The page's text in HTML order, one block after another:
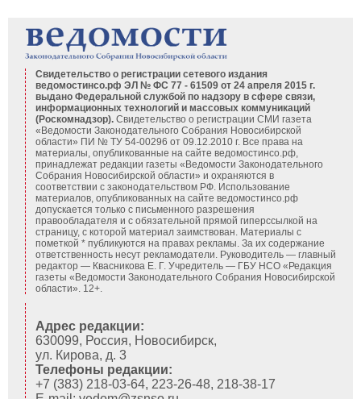
Свидетельство о регистрации сетевого издания
ведомостинсо.рф ЭЛ № ФС 77 - 61509 от 24 апреля 2015 г.
выдано Федеральной службой по надзору в сфере связи,
информационных технологий и массовых коммуникаций
(Роскомнадзор). Свидетельство о регистрации СМИ газета
«Ведомости Законодательного Собрания Новосибирской
области» ПИ № ТУ 54-00296 от 09.12.2010 г. Все права на
материалы, опубликованные на сайте ведомостинсо.рф,
принадлежат редакции газеты «Ведомости Законодательного
Собрания Новосибирской области» и охраняются в
соответствии с законодательством РФ. Использование
материалов, опубликованных на сайте ведомостинсо.рф
допускается только с письменного разрешения
правообладателя и с обязательной прямой гиперссылкой на
страницу, с которой материал заимствован. Материалы с
пометкой * публикуются на правах рекламы. За их содержание
ответственность несут рекламодатели. Руководитель — главный
редактор — Квасникова Е. Г. Учредитель — ГБУ НСО «Редакция
газеты «Ведомости Законодательного Собрания Новосибирской
области». 12+.
Адрес редакции:
630099, Россия, Новосибирск,
ул. Кирова, д. 3
Телефоны редакции:
+7 (383) 218-03-64, 223-26-48, 218-38-17